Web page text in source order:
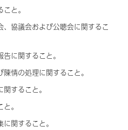
と。
、協議会および公聴会に関するこ
に関すること。
情の処理に関すること。
すること。
。
関すること。